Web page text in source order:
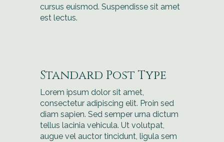
cursus euismod. Suspendisse sit amet
est lectus.
Standard Post Type
Lorem ipsum dolor sit amet,
consectetur adipiscing elit. Proin sed
diam sapien. Sed semper urna dictum
tellus lacinia vehicula. Ut volutpat,
augue vel auctor tincidunt, ligula sem